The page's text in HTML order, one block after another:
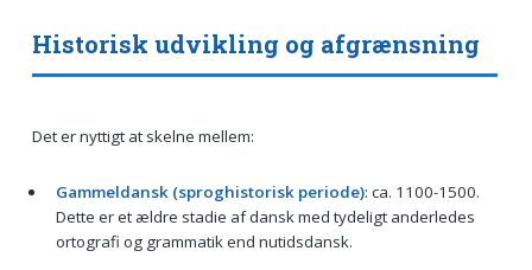
Historisk udvikling og afgrænsning
Det er nyttigt at skelne mellem:
Gammeldansk (sproghistorisk periode): ca. 1100-1500.
Dette er et ældre stadie af dansk med tydeligt anderledes
ortografi og grammatik end nutidsdansk.